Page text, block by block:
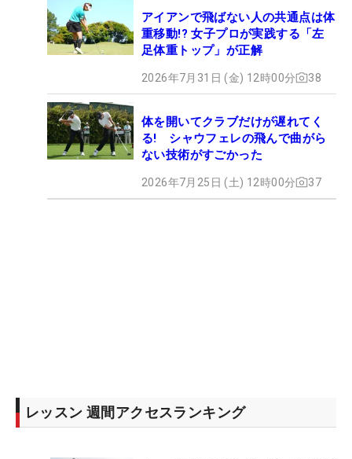
アイアンで飛ばない人の共通点は体
重移動!? 女子プロが実践する「左
足体重トップ」が正解
2026年7月31日 (金) 12時00分 38
体を開いてクラブだけが遅れてく
る! シャウフェレの飛んで曲がら
ない技術がすごかった
2026年7月25日 (土) 12時00分 37
レッスン 週間アクセスランキング